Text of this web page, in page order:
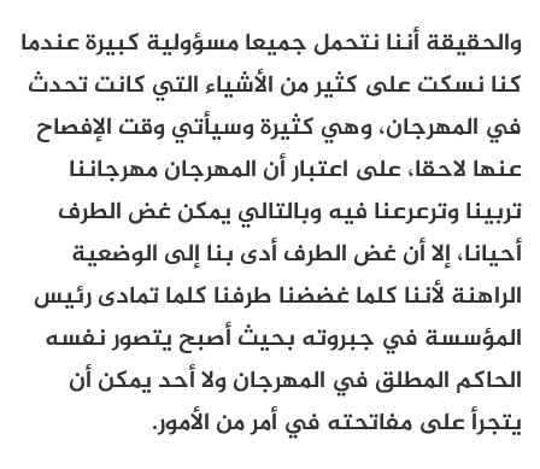
والحقيقة أننا نتحمل جميعا مسؤولية كبيرة عندما
كنا نسكت على كثير من الأشياء التي كانت تحدث
في المهرجان، وهي كثيرة وسيأتي وقت الإفصاح
عنها لاحقا، على اعتبار أن المهرجان مهرجاننا
تربينا وترعرعنا فيه وبالتالي يمكن غض الطرف
أحيانا، إلا أن غض الطرف أدى بنا إلى الوضعية
الراهنة لأننا كلما غضضنا طرفنا كلما تمادى رئيس
المؤسسة في جبروته بحيث أصبح يتصور نفسه
الحاكم المطلق في المهرجان ولا أحد يمكن أن
يتجرأ على مفاتحته في أمر من الأمور.